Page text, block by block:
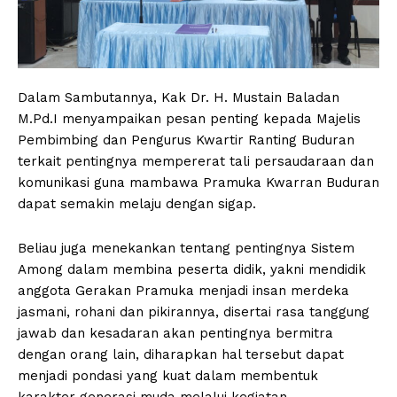
Dalam Sambutannya, Kak Dr. H. Mustain Baladan
M.Pd.I menyampaikan pesan penting kepada Majelis
Pembimbing dan Pengurus Kwartir Ranting Buduran
terkait pentingnya mempererat tali persaudaraan dan
komunikasi guna mambawa Pramuka Kwarran Buduran
dapat semakin melaju dengan sigap.
Beliau juga menekankan tentang pentingnya Sistem
Among dalam membina peserta didik, yakni mendidik
anggota Gerakan Pramuka menjadi insan merdeka
jasmani, rohani dan pikirannya, disertai rasa tanggung
jawab dan kesadaran akan pentingnya bermitra
dengan orang lain, diharapkan hal tersebut dapat
menjadi pondasi yang kuat dalam membentuk